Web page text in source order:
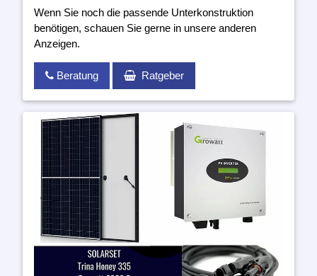
Wenn Sie noch die passende Unterkonstruktion
benötigen, schauen Sie gerne in unsere anderen
Anzeigen.
Beratung Ratgeber